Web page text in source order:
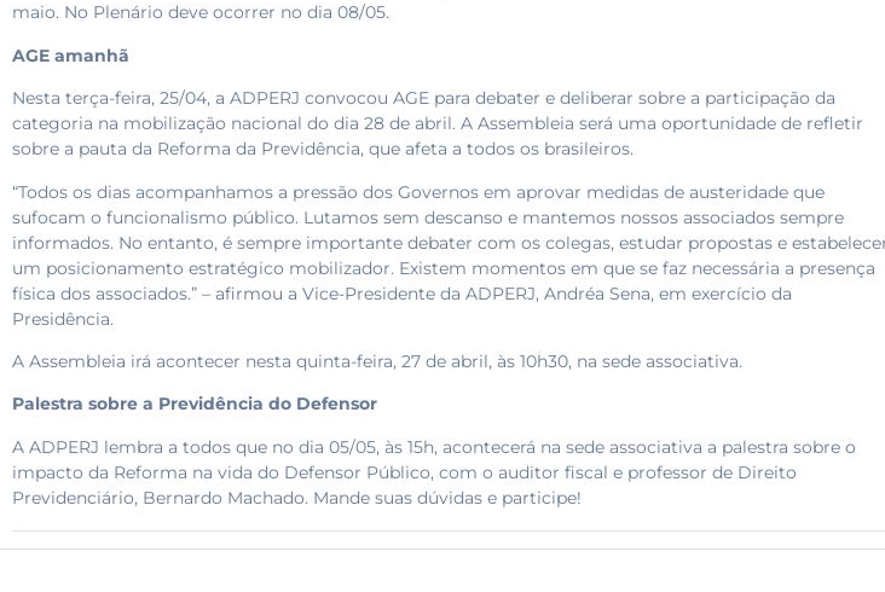
maio. No Plenário deve ocorrer no dia 08/05.
AGE amanhã
Nesta terça-feira, 25/04, a ADPERJ convocou AGE para debater e deliberar sobre a participação da
categoria na mobilização nacional do dia 28 de abril. A Assembleia será uma oportunidade de refletir
sobre a pauta da Reforma da Previdência, que afeta a todos os brasileiros.
“Todos os dias acompanhamos a pressão dos Governos em aprovar medidas de austeridade que
sufocam o funcionalismo público. Lutamos sem descanso e mantemos nossos associados sempre
informados. No entanto, é sempre importante debater com os colegas, estudar propostas e
um posicionamento estratégico mobilizador. Existem momentos em que se faz necessária a presença
física dos associados.” – afirmou a Vice-Presidente da ADPERJ, Andréa Sena, em exercício da
Presidência.
A Assembleia irá acontecer nesta quinta-feira, 27 de abril, às 10h30, na sede associativa.
Palestra sobre a Previdência do Defensor
A ADPERJ lembra a todos que no dia 05/05, às 15h, acontecerá na sede associativa a palestra sobre o
impacto da Reforma na vida do Defensor Público, com o auditor fiscal e professor de Direito
Previdenciário, Bernardo Machado. Mande suas dúvidas e participe!